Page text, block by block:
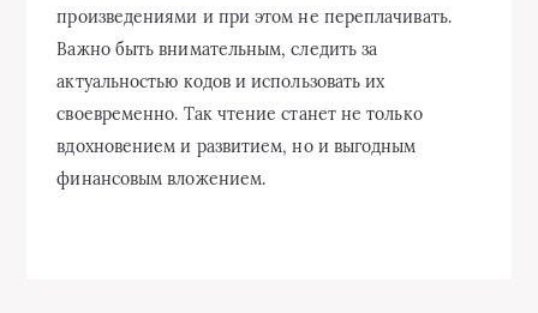
произведениями и при этом не переплачивать.
Важно быть внимательным, следить за
актуальностью кодов и использовать их
своевременно. Так чтение станет не только
вдохновением и развитием, но и выгодным
финансовым вложением.